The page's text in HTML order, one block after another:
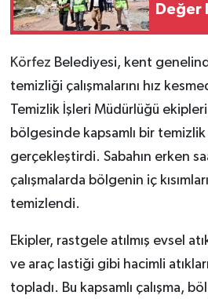
Değer
Körfez Belediyesi, kent
temizliği çalışmalarını hız
Temizlik İşleri Müdürlüğü
bölgesinde kapsamlı bir
gerçekleştirdi. Sabahın erken
çalışmalarda bölgenin iç
temizlendi.
Ekipler, rastgele atılmış evsel
ve araç lastiği gibi hacimli
topladı. Bu kapsamlı çalışma,